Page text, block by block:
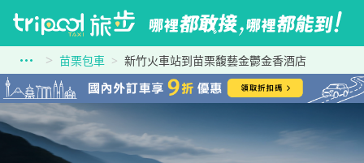
苗栗包車 新竹火車站到苗栗馥藝金鬱金香酒店